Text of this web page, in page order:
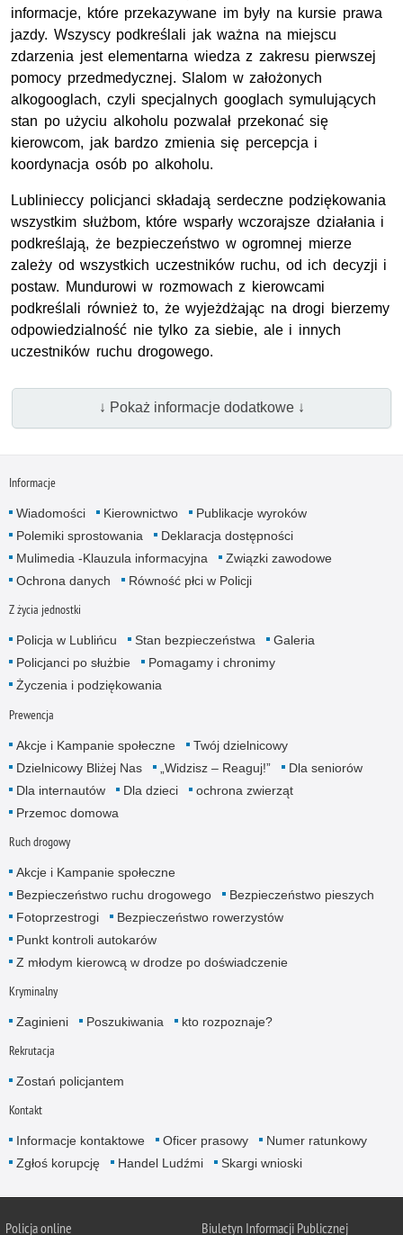
informacje, które przekazywane im były na kursie prawa
jazdy. Wszyscy podkreślali jak ważna na miejscu
zdarzenia jest elementarna wiedza z zakresu pierwszej
pomocy przedmedycznej. Slalom w założonych
alkogooglach, czyli specjalnych googlach symulujących
stan po użyciu alkoholu pozwalał przekonać się
kierowcom, jak bardzo zmienia się percepcja i
koordynacja osób po alkoholu.
Lublinieccy policjanci składają serdeczne podziękowania
wszystkim służbom, które wsparły wczorajsze działania i
podkreślają, że bezpieczeństwo w ogromnej mierze
zależy od wszystkich uczestników ruchu, od ich decyzji i
postaw. Mundurowi w rozmowach z kierowcami
podkreślali również to, że wyjeżdżając na drogi bierzemy
odpowiedzialność nie tylko za siebie, ale i innych
uczestników ruchu drogowego.
↓ Pokaż informacje dodatkowe ↓
Informacje
Wiadomości Kierownictwo
Publikacje wyroków
Polemiki sprostowania
Deklaracja dostępności
Mulimedia -Klauzula informacyjna
Związki zawodowe
Ochrona danych
Równość płci w Policji
Z życia jednostki
Policja w Lublińcu Stan bezpieczeństwa
Galeria
Policjanci po służbie
Pomagamy i chronimy
Życzenia i podziękowania
Prewencja
Akcje i Kampanie społeczne
Twój dzielnicowy
Dzielnicowy Bliżej Nas
„Widzisz – Reaguj!”
Dla seniorów
Dla internautów
Dla dzieci
ochrona zwierząt
Przemoc domowa
Ruch drogowy
Akcje i Kampanie społeczne
Bezpieczeństwo ruchu drogowego
Bezpieczeństwo pieszych
Fotoprzestrogi
Bezpieczeństwo rowerzystów
Punkt kontroli autokarów
Z młodym kierowcą w drodze po doświadczenie
Kryminalny
Zaginieni Poszukiwania kto rozpoznaje?
Rekrutacja
Zostań policjantem
Kontakt
Informacje kontaktowe Oficer prasowy
Numer ratunkowy
Zgłoś korupcję
Handel Ludźmi Skargi wnioski
Policja online Biuletyn Informacji Publicznej